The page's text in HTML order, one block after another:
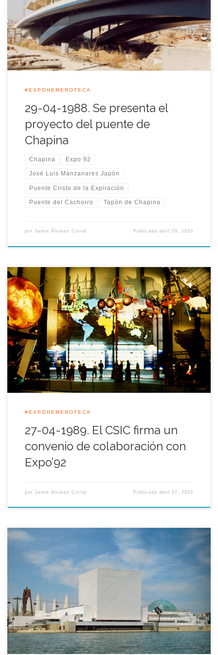
proyecto definitivo del nuevo puente de Chapina
posteriormente llamado (Cristo de la Expiración o El
Cachorro), que unió ambas márgenes del río al terminar el
desterramiento del cauce del […]
#EXPOHEMEROTECA
29-04-1988. Se presenta el
proyecto del puente de
Chapina
Chapina Expo 92
José Luis Manzanares Japón
Puente Cristo de la Expiración
Puente del Cachorro Tapón de Chapina
por Jaime Álvarez Corral Publicadaabril 29, 2023
La Exposición Universal de Sevilla 1992 y el Consejo Superior
de Investigaciones Científicas (CSIC) firmaron aquella jornada
un convenio de colaboración para el desarrollo conjunto y
coordinado de actividades científicas en relación con los
proyectos y programas de la Muestra Universal.
#EXPOHEMEROTECA
27-04-1989. El CSIC firma un
convenio de colaboración con
Expo’92
por Jaime Álvarez Corral Publicadaabril 27, 2023
El comisario del Pabellón de España, Ángel Luis Gonzalo
presentó aquel 25 de Abril de 1991 el proyecto del pabellón
español que ocupaba 25.000 metros cuadrados de superficie
que tiene el pabellón proyectado por Julio Cano Lasso y que
albergó una de las ofertas expositivas más importante de la
Exposición.